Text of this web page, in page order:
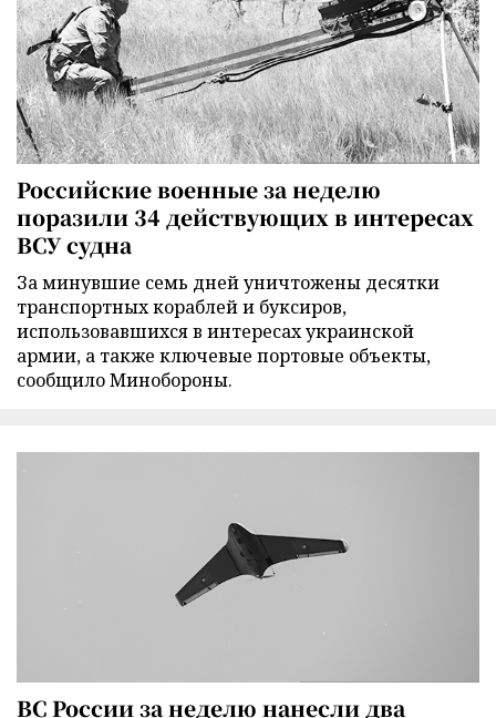
Российские военные за неделю
поразили 34 действующих в интересах
ВСУ судна
За минувшие семь дней уничтожены десятки
транспортных кораблей и буксиров,
использовавшихся в интересах украинской
армии, а также ключевые портовые объекты,
сообщило Минобороны.
ВС России за неделю нанесли два